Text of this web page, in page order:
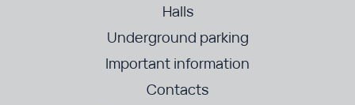
Halls
Underground parking
Important information
Contacts